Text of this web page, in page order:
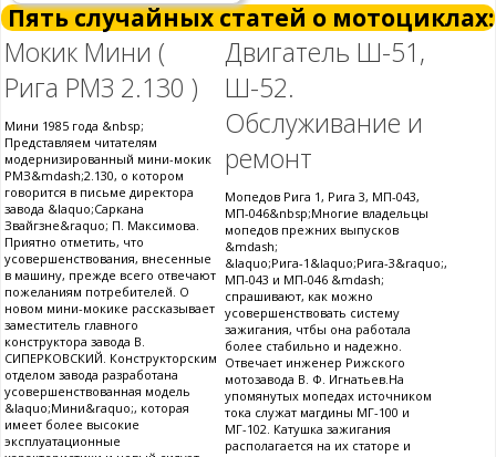
Пять случайных статей о мотоциклах:
Мокик Мини (
Рига РМЗ 2.130 )
Мини 1985 года &nbsp;
Представляем читателям
модернизированный мини-мокик
РМЗ&mdash;2.130, о котором
говорится в письме директора
завода &laquo;Саркана
Звайгзне&raquo; П. Максимова.
Приятно отметить, что
усовершенствования, внесенные
в машину, прежде всего отвечают
пожеланиям потребителей. О
новом мини-мокике рассказывает
заместитель главного
конструктора завода В.
СИПЕРКОВСКИЙ. Конструкторским
отделом завода разработана
усовершенствованная модель
&laquo;Мини&raquo;, которая
имеет более высокие
эксплуатационные
Двигатель Ш-51,
Ш-52.
Обслуживание и
ремонт
Мопедов Рига 1, Рига 3, МП-043,
МП-046&nbsp;Многие владельцы
мопедов прежних выпусков
&mdash;
&laquo;Рига-1&laquo;Рига-3&raquo;,
МП-043 и МП-046 &mdash;
спрашивают, как можно
усовершенствовать систему
зажигания, чтбы она работала
более стабильно и надежно.
Отвечает инженер Рижского
мотозавода В. Ф. Игнатьев.На
упомянутых мопедах источником
тока служат магдины МГ-100 и
МГ-102. Катушка зажигания
располагается на их статоре и